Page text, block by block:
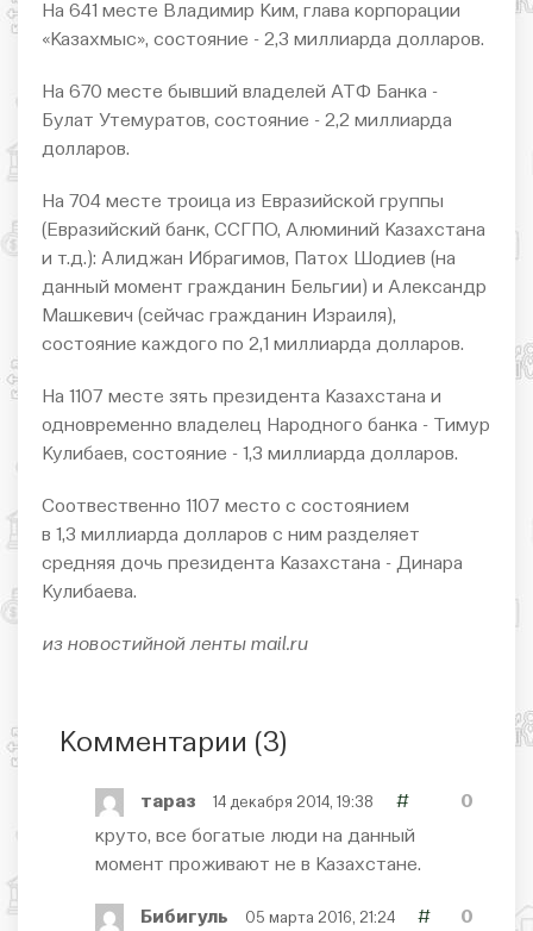
На 641 месте Владимир Ким, глава корпорации
«Казахмыс», состояние - 2,3 миллиарда долларов.
На 670 месте бывший владелей АТФ Банка -
Булат Утемуратов, состояние - 2,2 миллиарда
долларов.
На 704 месте троица из Евразийской группы
(Евразийский банк, ССГПО, Алюминий Казахстана
и т.д.): Алиджан Ибрагимов, Патох Шодиев (на
данный момент гражданин Бельгии) и Александр
Машкевич (сейчас гражданин Израиля),
состояние каждого по 2,1 миллиарда долларов.
На 1107 месте зять президента Казахстана и
одновременно владелец Народного банка - Тимур
Кулибаев, состояние - 1,3 миллиарда долларов.
Соотвественно 1107 место с состоянием
в 1,3 миллиарда долларов с ним разделяет
средняя дочь президента Казахстана - Динара
Кулибаева.
из новоcтийной ленты mail.ru
Комментарии (3)
тараз 14 декабря 2014, 19:38 #
0
круто, все богатые люди на данный
момент проживают не в Казахстане.
Бибигуль 05 марта 2016, 21:24 #
0